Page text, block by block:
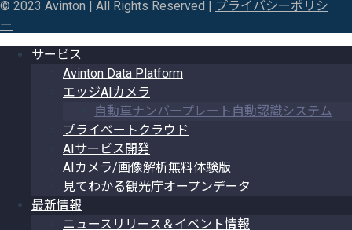
© 2023 Avinton | All Rights Reserved | プライバシーポリシ
ー
サービス
Avinton Data Platform
エッジAIカメラ
自動車ナンバープレート自動認識システム
プライベートクラウド
AIサービス開発
AIカメラ/画像解析無料体験版
見てわかる観光庁オープンデータ
最新情報
ニュースリリース＆イベント情報